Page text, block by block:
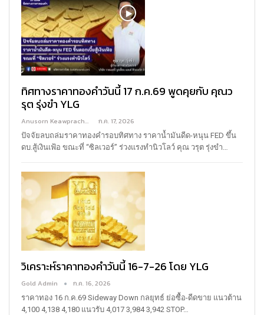
ทิศทางราคาทองคำวันนี้ 17 ก.ค.69 พูดคุยกับ คุณว
รุต รุ่งขำ YLG
Anusorn Keawprachant ก.ค. 17, 2026
ปัจจัยลบถล่มราคาทองคำรอบทิศทาง ราคาน้ำมันดีด-หนุน FED ขึ้น
ดบ.สู้เงินเฟ้อ ขณะที่ “ซิลเวอร์” ร่วงแรงทำนิวโลว์ คุณ วรุต รุ่งขํา
วิเคราะห์ราคาทองคำวันนี้ 16-7-26 โดย YLG
Gold Admin ก.ค. 16, 2026
ราคาทอง 16 ก.ค.69 Sideway Down กลยุทธ์ ย่อซื้อ-ดีดขาย แนวต้าน
4,100 4,138 4,180 แนวรับ 4,017 3,984 3,942 STOP…